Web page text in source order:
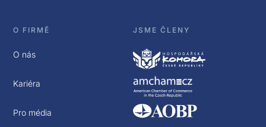
O FIRMĚ
O nás
Kariéra
Pro média
JSME ČLENY